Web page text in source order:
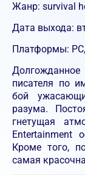
Жанр: survival
Дата выхода:
Платформы:
писателя по
бой
разума.
гнетущая
Entertainment
Кроме того,
самая